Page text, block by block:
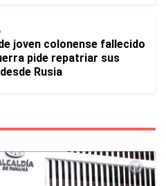
joven colonense fallecido
pide repatriar sus
Rusia